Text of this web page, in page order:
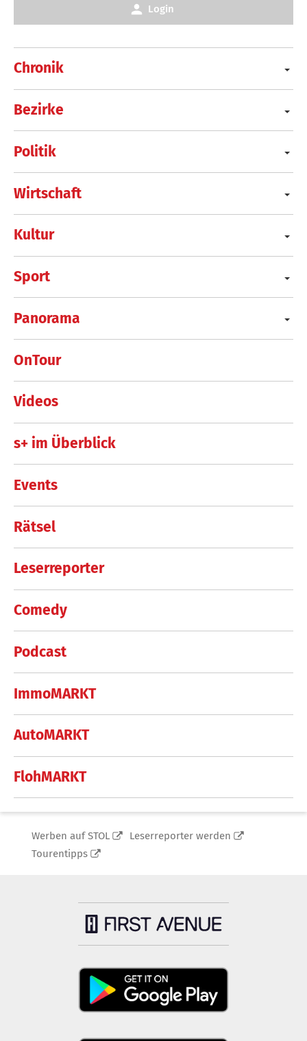
Chronik
Bezirke
Politik
Wirtschaft
Kultur
Sport
Panorama
OnTour
Videos
s+ im Überblick
Events
Rätsel
Leserreporter
Comedy
Podcast
ImmoMARKT
AutoMARKT
FlohMARKT
Login
Werben auf STOL
Leserreporter werden
Tourentipps